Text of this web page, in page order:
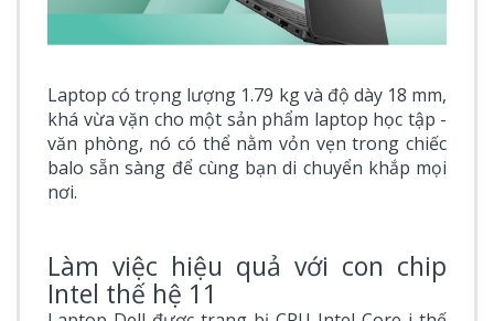
Laptop có trọng lượng 1.79 kg và độ dày 18 mm,
khá vừa vặn cho một sản phẩm laptop học tập -
văn phòng, nó có thể nằm vỏn vẹn trong chiếc
balo sẵn sàng để cùng bạn di chuyển khắp mọi
nơi.
Làm việc hiệu quả với con chip
Intel thế hệ 11